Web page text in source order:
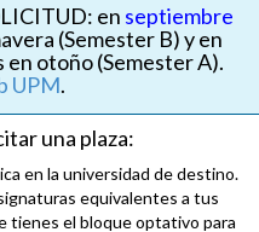
en septiembre
(Semester B) y en
otoño (Semester A).
UPM.
una plaza:
en la universidad de destino.
equivalentes a tus
tienes el bloque optativo para